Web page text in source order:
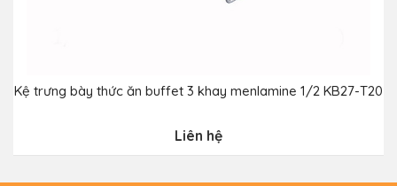
Kệ trưng bày thức ăn buffet 3 khay menlamine 1/2 KB27-T20
Liên hệ